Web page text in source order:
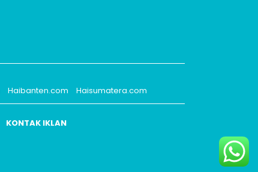
Haibanten.com Haisumatera.com
KONTAK IKLAN